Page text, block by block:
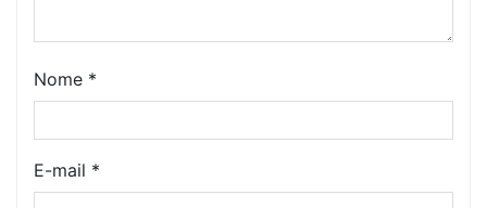
Nome *
E-mail *